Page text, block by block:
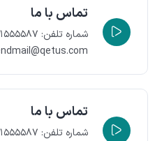
تماس با ما
شماره تلفن: ۰۲۱۵۵۵۵۸۷
تماس با ما
شماره تلفن: ۰۲۱۵۵۵۵۸۷